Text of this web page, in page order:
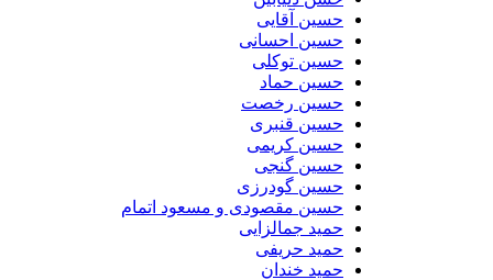
حسین آقایی
حسین احسانی
حسین توکلی
حسین حماد
حسین رخصت
حسین قنبری
حسین کریمی
حسین گنجی
حسین گودرزی
حسین مقصودی و مسعود اتمام
حمید جمالزایی
حمید حریفی
حمید خندان